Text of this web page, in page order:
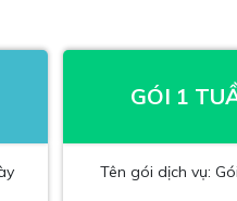
GÓI 1
Tên gói dịch vụ: